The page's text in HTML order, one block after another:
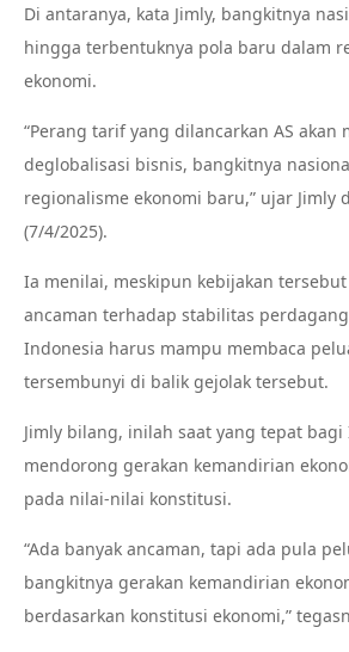
Di antaranya, kata Jimly, bangkitnya
hingga terbentuknya pola baru dalam
ekonomi.
“Perang tarif yang dilancarkan AS akan
deglobalisasi bisnis, bangkitnya
regionalisme ekonomi baru,” ujar Jimly
(7/4/2025).
Ia menilai, meskipun kebijakan
ancaman terhadap stabilitas
Indonesia harus mampu membaca
tersembunyi di balik gejolak tersebut.
Jimly bilang, inilah saat yang tepat
mendorong gerakan kemandirian
pada nilai-nilai konstitusi.
“Ada banyak ancaman, tapi ada pula
bangkitnya gerakan kemandirian
berdasarkan konstitusi ekonomi,”